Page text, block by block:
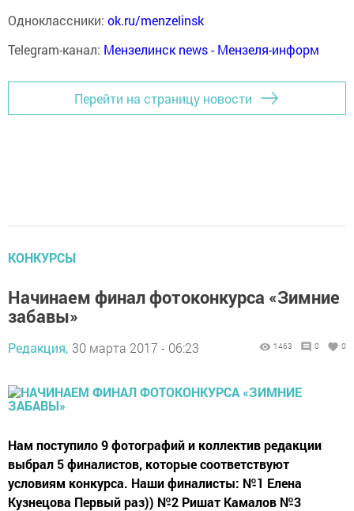
Одноклассники: ok.ru/menzelinsk
Telegram-канал: Мензелинск news - Мензеля-информ
Перейти на страницу новости
КОНКУРСЫ
Начинаем финал фотоконкурса «Зимние
забавы»
Редакция, 30 марта 2017 - 06:23 1463 0 0
Нам поступило 9 фотографий и коллектив редакции
выбрал 5 финалистов, которые соответствуют
условиям конкурса. Наши финалисты: №1 Елена
Кузнецова Первый раз)) №2 Ришат Камалов №3